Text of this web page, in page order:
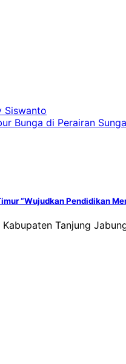
Siswanto
Bunga di Perairan
“Wujudkan Pendidikan
Tanjung